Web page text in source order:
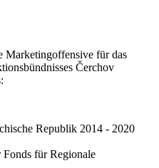
Marketingoffensive für das
Čerchov
Republik 2014 - 2020
für Regionale